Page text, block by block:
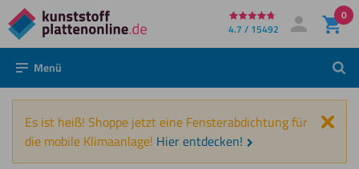
Direkt
zum
Inhalt
4.7 / 15492 Mein Konto
Anmelden
0
Menü
Es ist heiß! Shoppe jetzt eine Fensterabdichtung für
die mobile Klimaanlage! Hier entdecken!